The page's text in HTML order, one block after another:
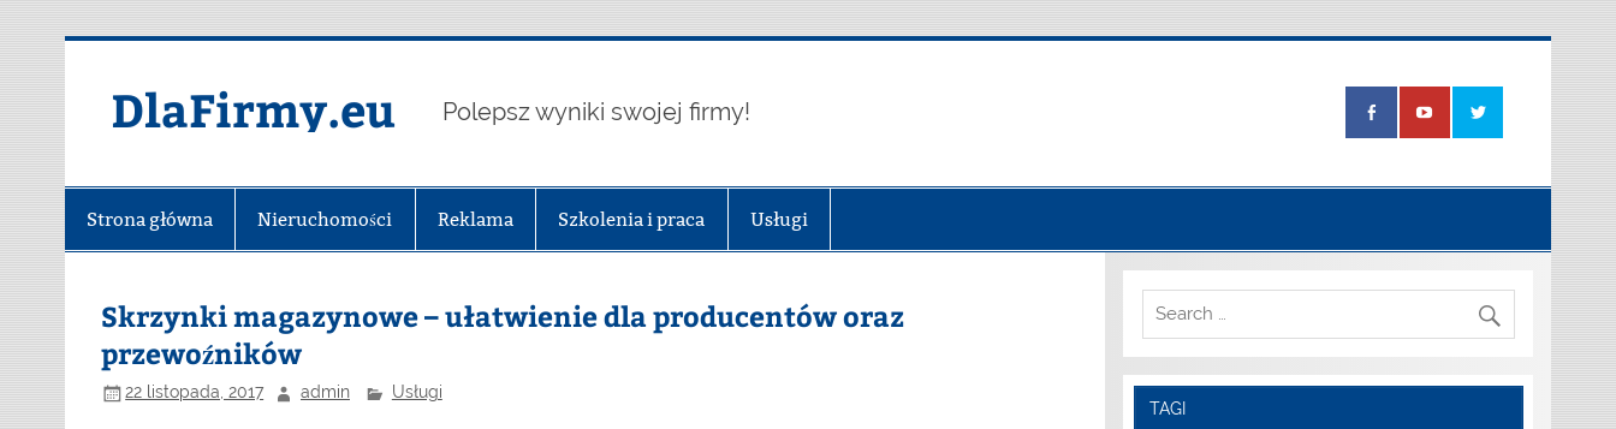
DlaFirmy.eu Polepsz wyniki swojej firmy!
Strona główna Nieruchomości Reklama Szkolenia i praca Usługi
Skrzynki magazynowe – ułatwienie dla producentów oraz
przewoźników
22 listopada, 2017 admin Usługi
TAGI